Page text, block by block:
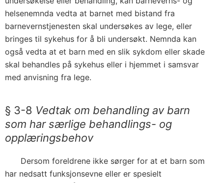
helsenemnda vedta at barnet med bistand fra
barnevernstjenesten​ skal undersøkes av lege, eller
bringes til sykehus for å bli undersøkt. Nemnda kan
også vedta at et barn med en slik sykdom eller skade
skal behandles på sykehus eller i hjemmet i samsvar
med anvisning fra lege.
§ 3-8 Vedtak om behandling av barn
som har særlige behandlings- og
opplæringsbehov
Dersom foreldrene ikke sørger for at et barn som
har nedsatt funksjonsevne eller er spesielt